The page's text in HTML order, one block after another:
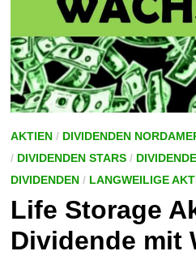
AKTIEN/ DIVIDENDEN
/ DIVIDENDEN STARS/
DIVIDENDEN/ LANGWEILIGE
Life Storage
Dividende mit